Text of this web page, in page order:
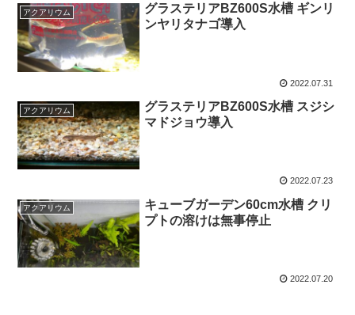
アクアリウム
グラステリアBZ600S水槽 ギンリ
ンヤリタナゴ導入
2022.07.31
アクアリウム
グラステリアBZ600S水槽 スジシ
マドジョウ導入
2022.07.23
アクアリウム
キューブガーデン60cm水槽 クリ
プトの溶けは無事停止
2022.07.20